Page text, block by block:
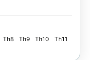
Th8 Th9 Th10
Th11